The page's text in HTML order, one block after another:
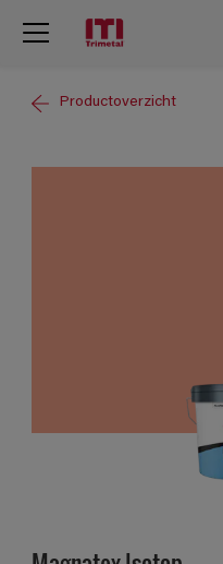
Productoverzicht